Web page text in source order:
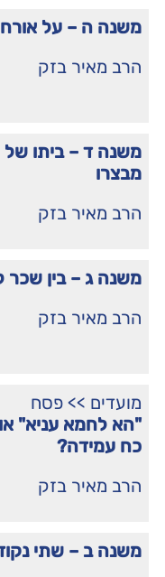
משנה ה – על
הרב מאיר בזק
משנה ד – ביתו
מבצרו
הרב מאיר בזק
משנה ג – בין שכר
הרב מאיר בזק
מועדים >> פסח
"הא לחמא עניא"
כח עמידה?
הרב מאיר בזק
משנה ב – שתי